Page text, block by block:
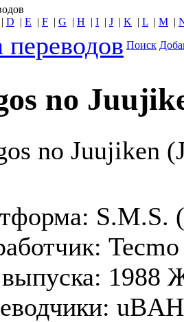
| D | E | F | G | H | I | J | K | L | M |
переводов Поиск
no
S.M.S.
Tecmo
1988